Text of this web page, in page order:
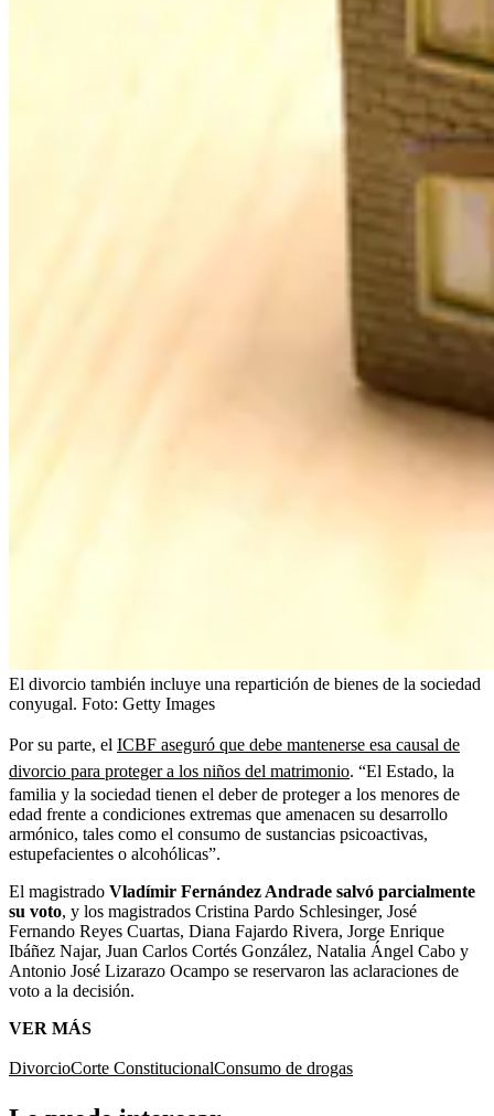
El divorcio también incluye una repartición de bienes de la sociedad
conyugal. Foto: Getty Images
Por su parte, el ICBF aseguró que debe mantenerse esa causal de
divorcio para proteger a los niños del matrimonio. “El Estado, la
familia y la sociedad tienen el deber de proteger a los menores de
edad frente a condiciones extremas que amenacen su desarrollo
armónico, tales como el consumo de sustancias psicoactivas,
estupefacientes o alcohólicas”.
El magistrado Vladímir Fernández Andrade salvó parcialmente
su voto, y los magistrados Cristina Pardo Schlesinger, José
Fernando Reyes Cuartas, Diana Fajardo Rivera, Jorge Enrique
Ibáñez Najar, Juan Carlos Cortés González, Natalia Ángel Cabo y
Antonio José Lizarazo Ocampo se reservaron las aclaraciones de
voto a la decisión.
VER MÁS
DivorcioCorte ConstitucionalConsumo de drogas